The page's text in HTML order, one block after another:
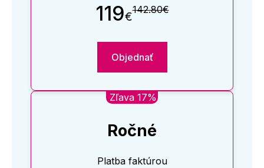
119€142.80€
Objednať
Zľava 17%
Ročné
Platba faktúrou